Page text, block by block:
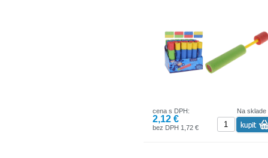
potiahnite a striekajte.
Dĺžka: 26 cm
Materiál: plast s penovým povlakom
4 druhy
Na sklade
cena s DPH:
2,12 €
bez DPH 1,72 €